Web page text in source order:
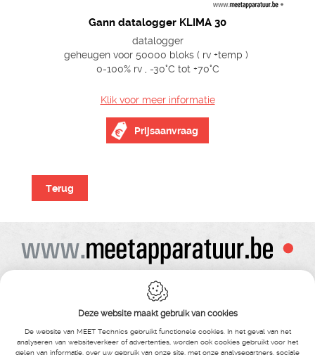
Gann datalogger KLIMA 30
datalogger
geheugen voor 50000 bloks ( rv +temp )
0-100% rv , -30°C tot +70°C
Klik voor meer informatie
Prijsaanvraag
Terug
Alle prijzen zijn onder voorbehoud van wijziging
Bij bestelling ontvangt u vooraf de levering steeds een orderbevestiging
Copyright© alle rechten voorbehouden , gehele of gedeeldelijke overname van
tekst ,foto’s , video’s , verveelvoudiging op welke wijze dan ook , is niet toegestaan
Technics
Deze website maakt gebruik van cookies
De website van MEET Technics gebruikt functionele cookies. In het geval van het
analyseren van websiteverkeer of advertenties, worden ook cookies gebruikt voor het
delen van informatie, over uw gebruik van onze site, met onze analysepartners, sociale